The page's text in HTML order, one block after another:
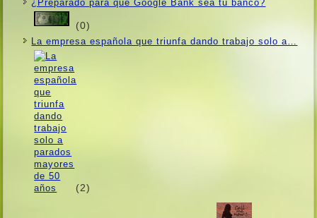
¿Preparado para que Google Bank sea tu banco?
(0)
La empresa española que triunfa dando trabajo solo a…
(2)